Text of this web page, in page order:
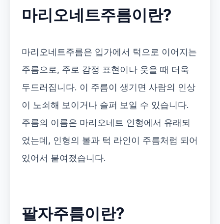
마리오네트주름이란?
마리오네트주름은 입가에서 턱으로 이어지는
주름으로, 주로 감정 표현이나 웃을 때 더욱
두드러집니다. 이 주름이 생기면 사람의 인상
이 노쇠해 보이거나 슬퍼 보일 수 있습니다.
주름의 이름은 마리오네트 인형에서 유래되
었는데, 인형의 볼과 턱 라인이 주름처럼 되어
있어서 붙여졌습니다.
팔자주름이란?